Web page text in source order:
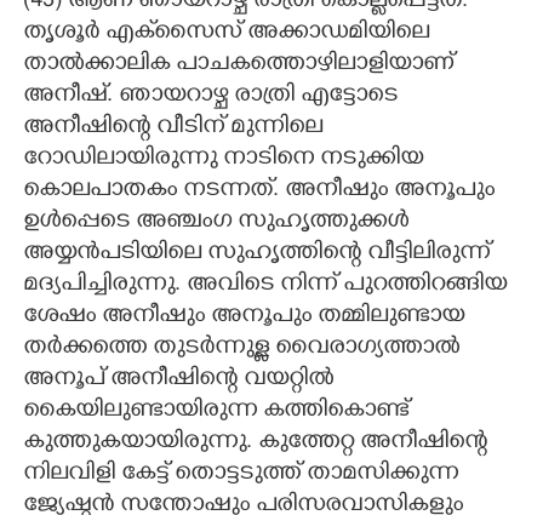
തൃശൂർ എക്‌സൈസ് അക്കാഡമിയിലെ
താൽക്കാലിക പാചകത്തൊഴിലാളിയാണ്
അനീഷ്. ഞായറാഴ്ച രാത്രി എട്ടോടെ
അനീഷിന്റെ വീടിന് മുന്നിലെ
റോഡിലായിരുന്നു നാടിനെ നടുക്കിയ
കൊലപാതകം നടന്നത്. അനീഷും അനൂപും
ഉൾപ്പെടെ അഞ്ചംഗ സുഹൃത്തുക്കൾ
അയ്യൻപടിയിലെ സുഹൃത്തിന്റെ വീട്ടിലിരുന്ന്
മദ്യപിച്ചിരുന്നു. അവിടെ നിന്ന് പുറത്തിറങ്ങിയ
ശേഷം അനീഷും അനൂപും തമ്മിലുണ്ടായ
തർക്കത്തെ തുടർന്നുള്ള വൈരാഗ്യത്താൽ
അനൂപ് അനീഷിന്റെ വയറ്റിൽ
കൈയിലുണ്ടായിരുന്ന കത്തികൊണ്ട്
കുത്തുകയായിരുന്നു. കുത്തേറ്റ അനീഷിന്റെ
നിലവിളി കേട്ട് തൊട്ടടുത്ത് താമസിക്കുന്ന
ജ്യേഷ്ഠൻ സന്തോഷും പരിസരവാസികളും